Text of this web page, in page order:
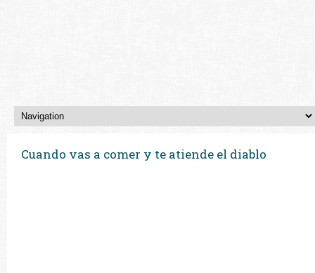
Cuando vas a comer y te atiende el diablo